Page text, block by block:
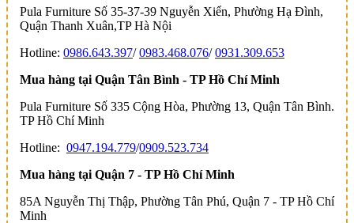
Pula Furniture Số 35-37-39 Nguyễn Xiển, Phường Hạ Đình,
Quận Thanh Xuân,TP Hà Nội
Hotline: 0986.643.397/0983.468.076/0931.309.653
Mua hàng tại Quận Tân Bình - TP Hồ Chí Minh
Pula Furniture Số 335 Cộng Hòa, Phường 13, Quận Tân Bình.
TP Hồ Chí Minh
Hotline: 0947.194.779/0909.523.734
Mua hàng tại Quận 7 - TP Hồ Chí Minh
85A Nguyễn Thị Thập, Phường Tân Phú, Quận 7 - TP Hồ Chí
Minh